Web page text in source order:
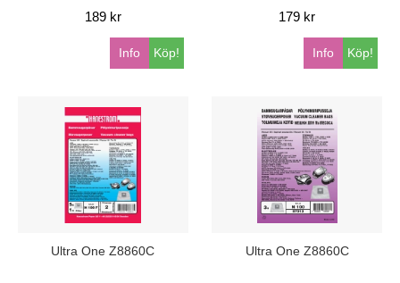
189 kr
Köp!
Info
179 kr
Köp!
Info
Ultra One Z8860C Ultra One Z8860C